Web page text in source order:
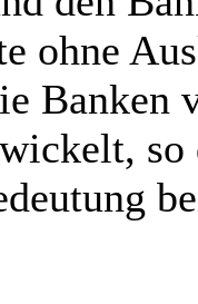
ohne
Banken
so